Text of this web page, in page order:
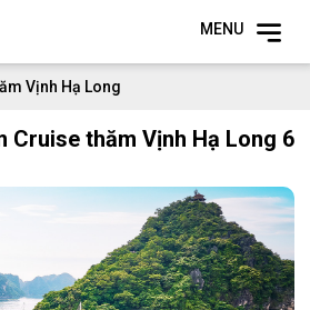
MENU
Vịnh Hạ Long
Cruise thăm Vịnh Hạ Long 6